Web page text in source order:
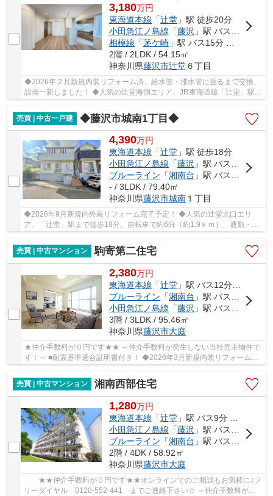
3,180万円
東海道本線 「辻堂 」駅 徒歩20分
小田急江ノ島線 「藤沢 」駅 バス21分 「辻堂団地」 停歩3分
相模線 「茅ケ崎 」駅 バス15分 「辻堂団地」 停歩3分
2階 / 2LDK / 54.15㎡
神奈川県藤沢市辻堂６丁目
◆2026年２月新規内装リフォーム済、給水管・排水管に至るまで交換、
設備一新しました！ ◆人気の辻堂海側エリア、JR東海道線「辻堂」駅平
坦徒歩20分、自転車で約7分（約1.7ｋｍ）、バス...
売買 | 中古一戸建
◆藤沢市城南1丁目◆
4,390万円
東海道本線 「辻堂」駅 徒歩18分
小田急江ノ島線 「藤沢 」駅 バス28分 「城南一丁目（神奈川県）」 停歩4分
ブルーライン 「湘南台 」駅 バス33分 「城南一丁目（神奈川県）」 停歩4分
- / 3LDK / 79.40㎡
神奈川県藤沢市城南１丁目
◆2026年9月新規内外装リフォーム完了予定！ ◆人気の辻堂北口エリ
ア、「辻堂」駅まで徒歩18分、自転車で約6分（約1.9ｋｍ）、通勤・通
売買 | 中古マンション
駒寄第二住宅
2,380万円
東海道本線 「辻堂 」駅 バス12分 「駒寄」 停歩2分
ブルーライン 「湘南台 」駅 バス24分 「駒寄」 停歩2分
小田急江ノ島線 「藤沢 」駅 バス37分 「駒寄」 停歩2分
3階 / 3LDK / 95.46㎡
神奈川県藤沢市大庭
★仲介手数料が０円です★★ ～仲介手数料が発生しない当社売主物件で
す！～ ■耐震基準適合証明書付き！ ◆2026年3月新規内装リフォーム
売買 | 中古マンション
湘南西部住宅
1,280万円
東海道本線 「辻堂」駅 バス9分 「南センター前」 停歩2分
小田急江ノ島線 「藤沢 」駅 バス25分 「南センター前」 停歩2分
ブルーライン 「湘南台 」駅 バス29分 「南センター前」 停歩2分
2階 / 4DK / 58.92㎡
神奈川県藤沢市大庭
★★仲介手数料が０円です★★オンラインでのご相談もお気軽に♪フ
リーダイヤル 0120-552-441 までご連絡下さい☆ ～仲介手数料が発